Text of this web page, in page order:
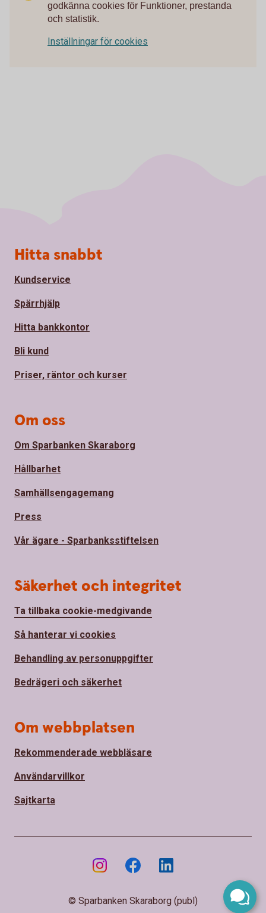
godkänna cookies för Funktioner, prestanda
och statistik.
Inställningar för cookies
Sidfot
Hitta snabbt
Kundservice
Spärrhjälp
Hitta bankkontor
Bli kund
Priser, räntor och kurser
Om oss
Om Sparbanken Skaraborg
Hållbarhet
Samhällsengagemang
Press
Vår ägare - Sparbanksstiftelsen
Säkerhet och integritet
Ta tillbaka cookie-medgivande
Så hanterar vi cookies
Behandling av personuppgifter
Bedrägeri och säkerhet
Om webbplatsen
Rekommenderade webbläsare
Användarvillkor
Sajtkarta
© Sparbanken Skaraborg (publ)